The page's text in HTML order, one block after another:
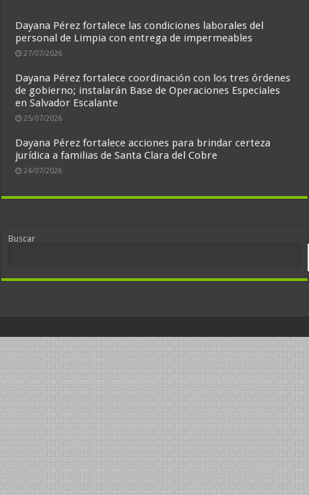
Dayana Pérez fortalece las condiciones laborales del
personal de Limpia con entrega de impermeables
27/07/2026
Dayana Pérez fortalece coordinación con los tres órdenes
de gobierno; instalarán Base de Operaciones Especiales
en Salvador Escalante
25/07/2026
Dayana Pérez fortalece acciones para brindar certeza
jurídica a familias de Santa Clara del Cobre
24/07/2026
Buscar